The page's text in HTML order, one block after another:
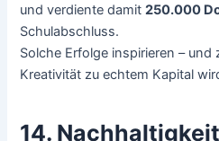
und verdiente damit250.000
Schulabschluss.
Solche Erfolge inspirieren – und
Kreativität zu echtem Kapital
14.